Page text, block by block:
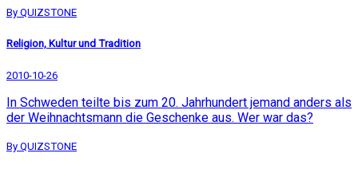
By QUIZSTONE
Religion, Kultur und Tradition
2010-10-26
In Schweden teilte bis zum 20. Jahrhundert jemand anders als
der Weihnachtsmann die Geschenke aus. Wer war das?
By QUIZSTONE